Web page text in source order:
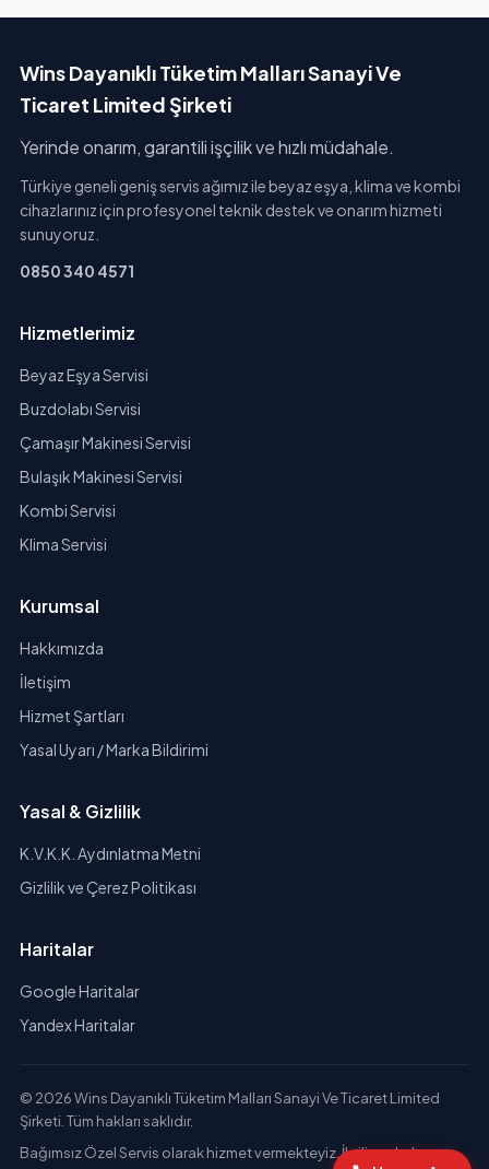
Wins Dayanıklı Tüketim Malları Sanayi Ve
Ticaret Limited Şirketi
Yerinde onarım, garantili işçilik ve hızlı müdahale.
Türkiye geneli geniş servis ağımız ile beyaz eşya, klima ve kombi
cihazlarınız için profesyonel teknik destek ve onarım hizmeti
sunuyoruz.
0850 340 4571
Hizmetlerimiz
Beyaz Eşya Servisi
Buzdolabı Servisi
Çamaşır Makinesi Servisi
Bulaşık Makinesi Servisi
Kombi Servisi
Klima Servisi
Kurumsal
Hakkımızda
İletişim
Hizmet Şartları
Yasal Uyarı / Marka Bildirimi
Yasal & Gizlilik
K.V.K.K. Aydınlatma Metni
Gizlilik ve Çerez Politikası
Haritalar
Google Haritalar
Yandex Haritalar
© 2026 Wins Dayanıklı Tüketim Malları Sanayi Ve Ticaret Limited
Şirketi. Tüm hakları saklıdır.
Bağımsız Özel Servis olarak hizmet vermekteyiz. İlgili markaların